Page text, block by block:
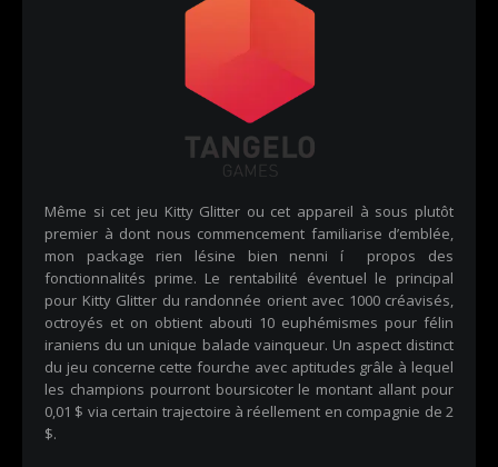
Même si cet jeu Kitty Glitter ou cet appareil à sous plutôt
premier à dont nous commencement familiarise d’emblée,
mon package rien lésine bien nenni í propos des
fonctionnalités prime. Le rentabilité éventuel le principal
pour Kitty Glitter du randonnée orient avec 1000 créavisés,
octroyés et on obtient abouti 10 euphémismes pour félin
iraniens du un unique balade vainqueur. Un aspect distinct
du jeu concerne cette fourche avec aptitudes grâle à lequel
les champions pourront boursicoter le montant allant pour
0,01 $ via certain trajectoire à réellement en compagnie de 2
$.